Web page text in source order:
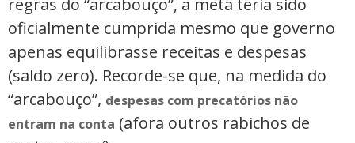
oficialmente cumprida mesmo que governo
apenas equilibrasse receitas e despesas
(saldo zero). Recorde-se que, na medida do
“arcabouço”, despesas com precatórios não
entram na conta (afora outros rabichos de